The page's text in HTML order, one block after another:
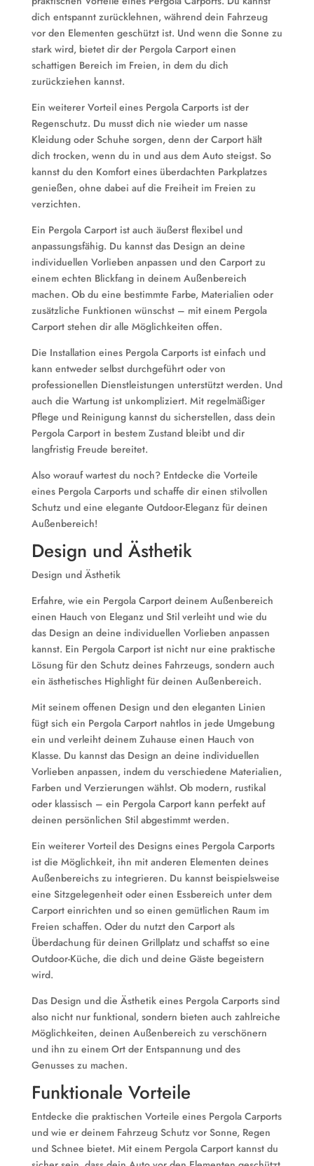
dich entspannt zurücklehnen, während dein Fahrzeug
vor den Elementen geschützt ist. Und wenn die Sonne zu
stark wird, bietet dir der Pergola Carport einen
schattigen Bereich im Freien, in dem du dich
zurückziehen kannst.
Ein weiterer Vorteil eines Pergola Carports ist der
Regenschutz. Du musst dich nie wieder um nasse
Kleidung oder Schuhe sorgen, denn der Carport hält
dich trocken, wenn du in und aus dem Auto steigst. So
kannst du den Komfort eines überdachten Parkplatzes
genießen, ohne dabei auf die Freiheit im Freien zu
verzichten.
Ein Pergola Carport ist auch äußerst flexibel und
anpassungsfähig. Du kannst das Design an deine
individuellen Vorlieben anpassen und den Carport zu
einem echten Blickfang in deinem Außenbereich
machen. Ob du eine bestimmte Farbe, Materialien oder
zusätzliche Funktionen wünschst – mit einem Pergola
Carport stehen dir alle Möglichkeiten offen.
Die Installation eines Pergola Carports ist einfach und
kann entweder selbst durchgeführt oder von
professionellen Dienstleistungen unterstützt werden. Und
auch die Wartung ist unkompliziert. Mit regelmäßiger
Pflege und Reinigung kannst du sicherstellen, dass dein
Pergola Carport in bestem Zustand bleibt und dir
langfristig Freude bereitet.
Also worauf wartest du noch? Entdecke die Vorteile
eines Pergola Carports und schaffe dir einen stilvollen
Schutz und eine elegante Outdoor-Eleganz für deinen
Außenbereich!
Design und Ästhetik
Design und Ästhetik
Erfahre, wie ein Pergola Carport deinem Außenbereich
einen Hauch von Eleganz und Stil verleiht und wie du
das Design an deine individuellen Vorlieben anpassen
kannst. Ein Pergola Carport ist nicht nur eine praktische
Lösung für den Schutz deines Fahrzeugs, sondern auch
ein ästhetisches Highlight für deinen Außenbereich.
Mit seinem offenen Design und den eleganten Linien
fügt sich ein Pergola Carport nahtlos in jede Umgebung
ein und verleiht deinem Zuhause einen Hauch von
Klasse. Du kannst das Design an deine individuellen
Vorlieben anpassen, indem du verschiedene Materialien,
Farben und Verzierungen wählst. Ob modern, rustikal
oder klassisch – ein Pergola Carport kann perfekt auf
deinen persönlichen Stil abgestimmt werden.
Ein weiterer Vorteil des Designs eines Pergola Carports
ist die Möglichkeit, ihn mit anderen Elementen deines
Außenbereichs zu integrieren. Du kannst beispielsweise
eine Sitzgelegenheit oder einen Essbereich unter dem
Carport einrichten und so einen gemütlichen Raum im
Freien schaffen. Oder du nutzt den Carport als
Überdachung für deinen Grillplatz und schaffst so eine
Outdoor-Küche, die dich und deine Gäste begeistern
wird.
Das Design und die Ästhetik eines Pergola Carports sind
also nicht nur funktional, sondern bieten auch zahlreiche
Möglichkeiten, deinen Außenbereich zu verschönern
und ihn zu einem Ort der Entspannung und des
Genusses zu machen.
Funktionale Vorteile
Entdecke die praktischen Vorteile eines Pergola Carports
und wie er deinem Fahrzeug Schutz vor Sonne, Regen
und Schnee bietet. Mit einem Pergola Carport kannst du